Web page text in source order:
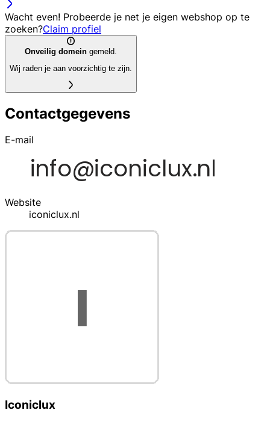
Wacht even! Probeerde je net je eigen webshop op te
zoeken?Claim profiel
Onveilig domein gemeld.
Wij raden je aan voorzichtig te zijn.
Contactgegevens
E-mail
Website
iconiclux.nl
Iconiclux